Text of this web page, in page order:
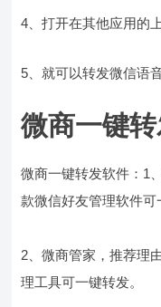
4、打开在其他应用的上
5、就可以转发微信语音
微商一键
微商一键转发软件：1
款微信好友管理软件可
2、微商管家，推荐理
理工具可一键转发。